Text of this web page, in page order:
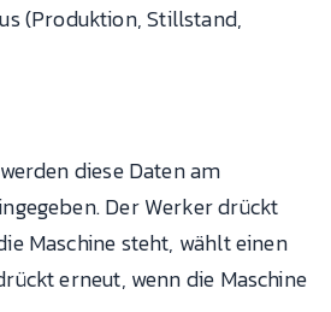
(Produktion, Stillstand,
diese Daten am
Der Werker drückt
Maschine steht, wählt einen
erneut, wenn die Maschine